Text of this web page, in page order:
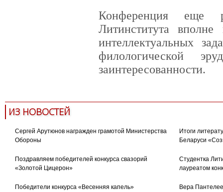
Конференция еще
Литинститута
интеллектуальных
филологической
заинтересованности.
ИЗ НОВОСТЕЙ
Сергей Арутюнов награжден грамотой Министерства
Обороны
Итоги
Беларуси
Поздравляем победителей конкурса свазорий
«Золотой Цицерон»
Студентка
лауреатом
Победители конкурса «Весенняя капель»
Вера